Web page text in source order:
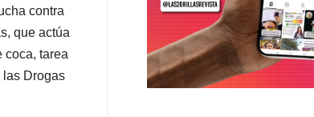
contra
que actúa
coca, tarea
las Drogas